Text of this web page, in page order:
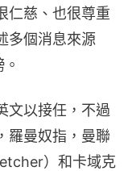
仁慈、也很尊重
多個消息來源
文以接任，不過
羅曼奴指，曼聯
）和卡域克